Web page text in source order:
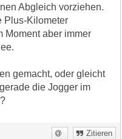
Abgleich vorziehen.
Plus-Kilometer
Moment aber immer
gemacht, oder gleicht
die Jogger im
Zitieren